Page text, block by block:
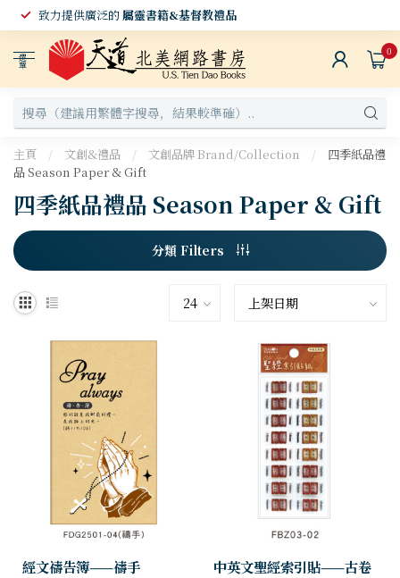
致力提供廣泛的屬靈書籍&基督教禮品
選
單
0
主頁 / 文創&禮品 / 文創品牌 Brand/Collection /
四季紙品禮
品 Season Paper & Gift
四季紙品禮品 Season Paper & Gift
分類 Filters
經文禱告簿——禱手 中英文聖經索引貼——古卷